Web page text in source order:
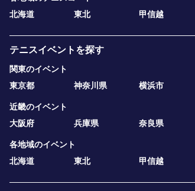
北海道
東北 甲信越
テニスイベントを探す
関東のイベント
東京都
神奈川県 横浜市
近畿のイベント
大阪府
兵庫県 奈良県
各地域のイベント
北海道
東北 甲信越